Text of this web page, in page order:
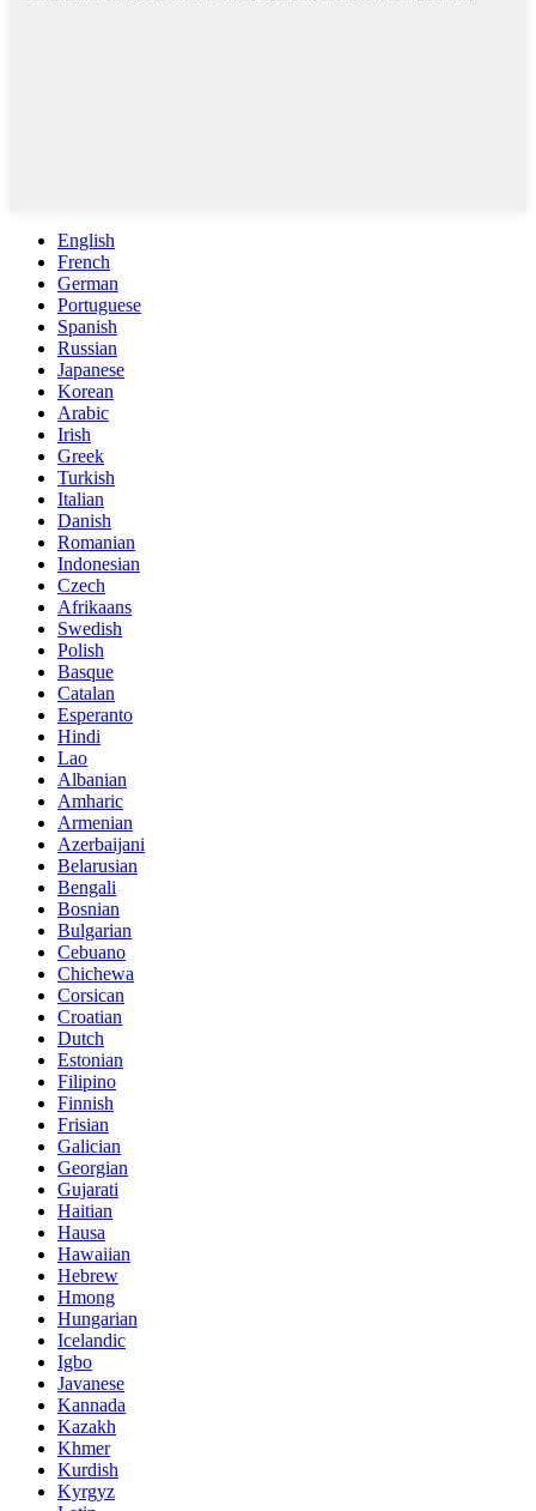
English
French
German
Portuguese
Spanish
Russian
Japanese
Korean
Arabic
Irish
Greek
Turkish
Italian
Danish
Romanian
Indonesian
Czech
Afrikaans
Swedish
Polish
Basque
Catalan
Esperanto
Hindi
Lao
Albanian
Amharic
Armenian
Azerbaijani
Belarusian
Bengali
Bosnian
Bulgarian
Cebuano
Chichewa
Corsican
Croatian
Dutch
Estonian
Filipino
Finnish
Frisian
Galician
Georgian
Gujarati
Haitian
Hausa
Hawaiian
Hebrew
Hmong
Hungarian
Icelandic
Igbo
Javanese
Kannada
Kazakh
Khmer
Kurdish
Kyrgyz